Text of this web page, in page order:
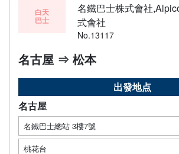
白天
巴士
名鐵巴士株式會社
式會社
No.13117
名古屋 ⇒ 松本
出發地点
名古屋
名鐵巴士總站 3樓7號
桃花台